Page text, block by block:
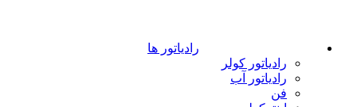
رادیاتور ها
رادیاتور کولر
رادیاتور آب
فن